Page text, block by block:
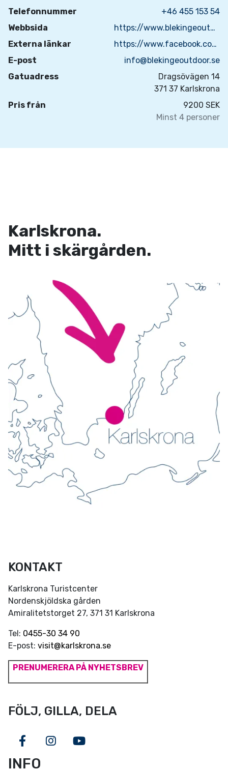
Telefonnummer
+46 455 153 54
Webbsida
https://www.blekingeoutdoor.se/paket/aventyrsresa-4-dagars/
Externa länkar
https://www.facebook.com/blekingeoutdoor/
E-post
info@blekingeoutdoor.se
Gatuadress
Dragsövägen 14
371 37 Karlskrona
Pris från
9200 SEK
Minst 4 personer
Karlskrona.
Mitt i skärgården.
KONTAKT
Karlskrona Turistcenter
Nordenskjöldska gården
Amiralitetstorget 27, 371 31 Karlskrona
Tel: 0455-30 34 90
E-post: visit@karlskrona.se
PRENUMERERA PÅ NYHETSBREV
FÖLJ, GILLA, DELA
FacebookInstagram
Youtube
INFO